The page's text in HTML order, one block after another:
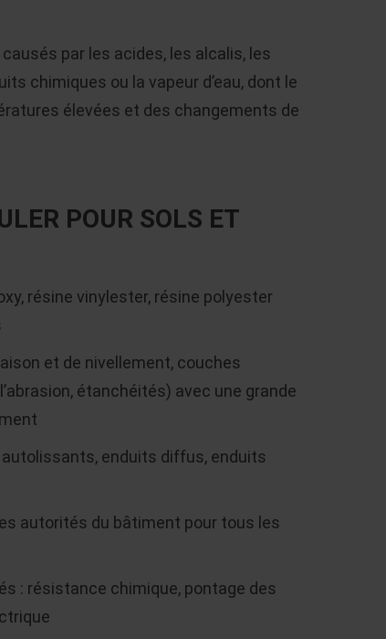
par les acides, les alcalis, les
chimiques ou la vapeur d’eau, dont le
élevées et des changements de
POUR SOLS ET
résine vinylester, résine polyester
et de nivellement, couches
étanchéités) avec une grande
enduits diffus, enduits
autorités du bâtiment pour tous les
: résistance chimique, pontage des